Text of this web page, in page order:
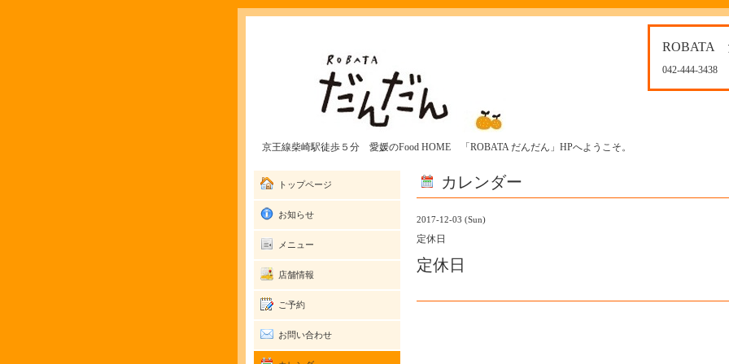
ROBATA
042-444-3438
京王線柴崎駅徒歩５分 愛媛のFood HOME 「ROBATA だんだん」HPへようこそ。
カレンダー
2017-12-03 (Sun)
定休日
定休日
トップページ
お知らせ
メニュー
店舗情報
ご予約
お問い合わせ